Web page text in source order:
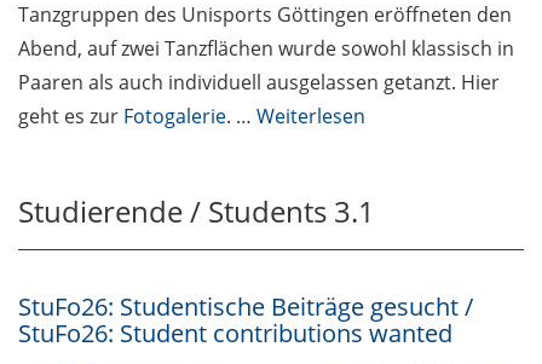
Tanzgruppen des Unisports Göttingen eröffneten den
Abend, auf zwei Tanzflächen wurde sowohl klassisch in
Paaren als auch individuell ausgelassen getanzt. Hier
geht es zur Fotogalerie. … Weiterlesen
Studierende / Students 3.1
StuFo26: Studentische Beiträge gesucht /
StuFo26: Student contributions wanted